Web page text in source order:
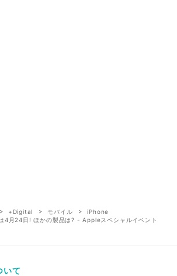
+Digital モバイル
iPhone
4月24日! ほかの製品は? - Appleスペシャルイベント
いて